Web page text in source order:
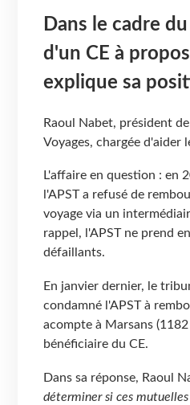
Dans le cadre
d'un CE à
explique sa
Raoul Nabet, président
Voyages, chargée d'aider
L'affaire en question : en
l'APST a refusé de
voyage via un
rappel, l'APST ne prend
défaillants.
En janvier dernier, le
condamné l'APST à
acompte à Marsans
bénéficiaire du CE.
Dans sa réponse, Raoul
déterminer si ces